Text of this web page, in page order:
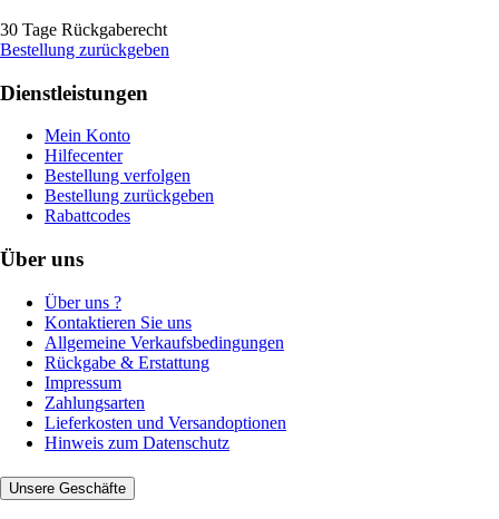
30 Tage Rückgaberecht
Bestellung zurückgeben
Dienstleistungen
Mein Konto
Hilfecenter
Bestellung verfolgen
Bestellung zurückgeben
Rabattcodes
Über uns
Über uns ?
Kontaktieren Sie uns
Allgemeine Verkaufsbedingungen
Rückgabe & Erstattung
Impressum
Zahlungsarten
Lieferkosten und Versandoptionen
Hinweis zum Datenschutz
Unsere Geschäfte